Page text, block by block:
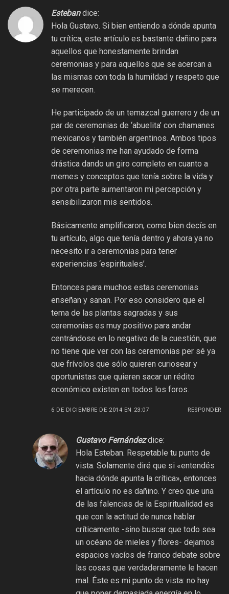
Esteban dice:
Hola Gustavo. Si bien entiendo a dónde apunta
tu crítica, este artículo es bastante dañino para
aquellos que honestamente brindan
ceremonias y para aquellos que se acercan a
las mismas con toda la humildad y respeto que
se merecen.
He participado de un temazcal guerrero y de un
par de ceremonias de ‘abuelita’ con chamanes
mexicanos y también argentinos. Ambos tipos
de ceremonias me han ayudado de forma
drástica dando un giro completo en cuanto a
memes y conceptos que tenía sobre la vida y
por otra parte aumentaron mi percepción y
sensibilizaron mis sentidos.
Básicamente amplificaron, como bien decís en
tu artículo, algo que tenía dentro y ahora ya no
necesito ir a ceremonias para tener
experiencias ‘espirituales’.
Entonces para muchos estas ceremonias
enseñan y sanan. Por eso considero que el
tema de las plantas sagradas y sus
ceremonias es muy positivo para andar
centrándose en lo negativo de la cuestión, que
no tiene que ver con las ceremonias per sé ya
que frívolos que sólo quieren curiosear y
oportunistas que quieren sacar un rédito
económico existen en todos los foros.
6 DE DICIEMBRE DE 2014 EN 23:07 RESPONDER
Gustavo Fernández dice:
Hola Esteban. Respetable tu punto de
vista. Solamente diré que si «entendés
hacia dónde apunta la crítica», entonces
el artículo no es dañino. Y creo que una
de las falencias de la Espiritualidad es
que con la actitud de nunca hablar
críticamente -sino buscar que todo sea
un océano de mieles y flores- dejamos
espacios vacíos de franco debate sobre
las cosas que verdaderamente le hacen
mal. Éste es mi punto de vista: no hay